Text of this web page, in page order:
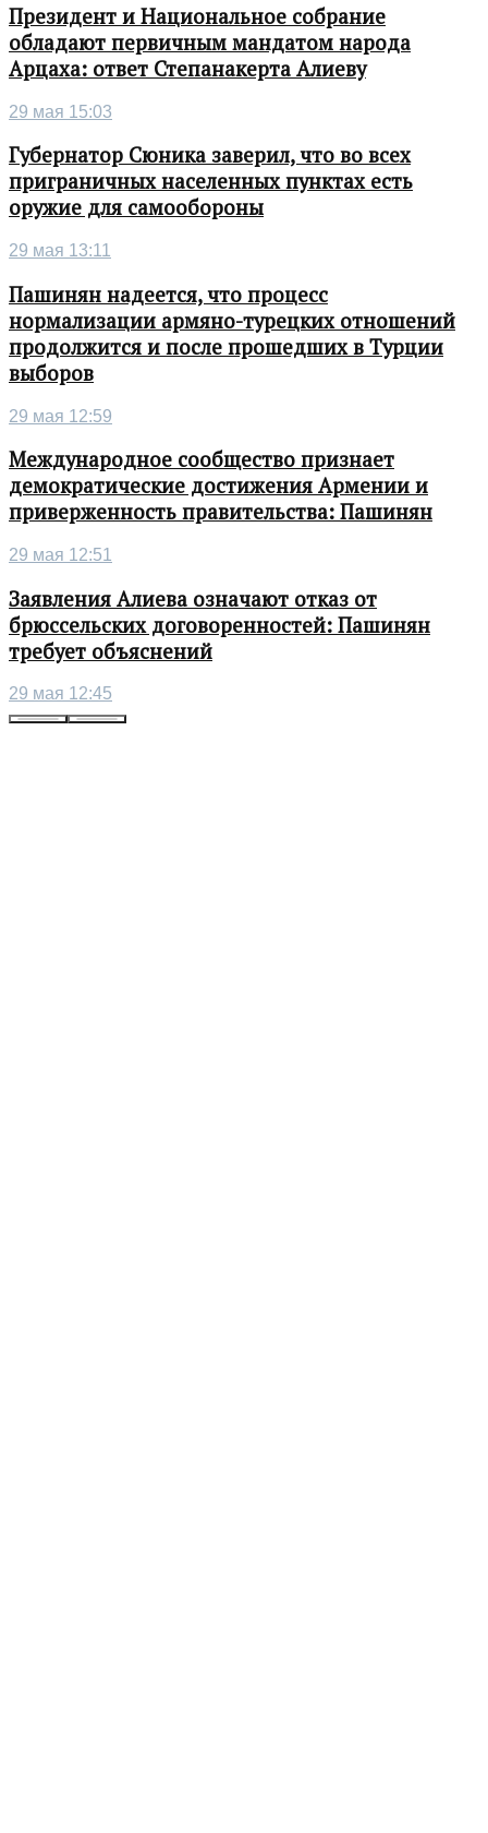
Президент и Национальное собрание
обладают первичным мандатом народа
Арцаха: ответ Степанакерта Алиеву
29 мая 15:03
Губернатор Сюника заверил, что во всех
приграничных населенных пунктах есть
оружие для самообороны
29 мая 13:11
Пашинян надеется, что процесс
нормализации армяно-турецких отношений
продолжится и после прошедших в Турции
выборов
29 мая 12:59
Международное сообщество признает
демократические достижения Армении и
приверженность правительства: Пашинян
29 мая 12:51
Заявления Алиева означают отказ от
брюссельских договоренностей: Пашинян
требует объяснений
29 мая 12:45